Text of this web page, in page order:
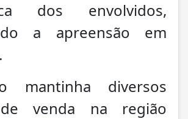
dos envolvidos,
a apreensão em
mantinha diversos
venda na região